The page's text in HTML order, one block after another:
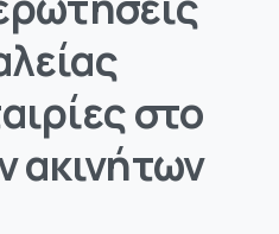
στο
ακινήτων